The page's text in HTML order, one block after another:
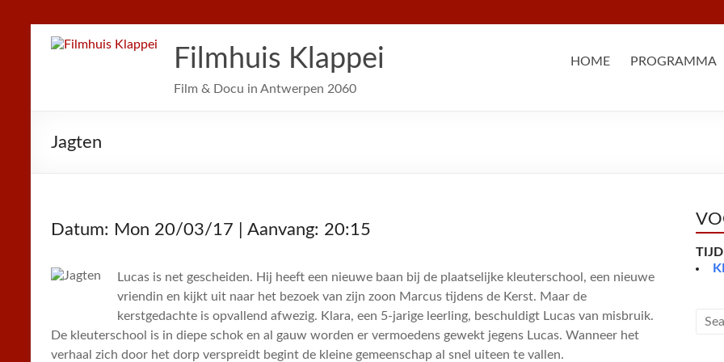
Filmhuis Klappei
Film & Docu in Antwerpen 2060
HOME PROGRAMMA
Jagten
Datum: Mon 20/03/17 | Aanvang: 20:15
Lucas is net gescheiden. Hij heeft een nieuwe baan bij de plaatselijke kleuterschool, een nieuwe
vriendin en kijkt uit naar het bezoek van zijn zoon Marcus tijdens de Kerst. Maar de
kerstgedachte is opvallend afwezig. Klara, een 5-jarige leerling, beschuldigt Lucas van misbruik.
De kleuterschool is in diepe schok en al gauw worden er vermoedens gewekt jegens Lucas. Wanneer het
verhaal zich door het dorp verspreidt begint de kleine gemeenschap al snel uiteen te vallen.